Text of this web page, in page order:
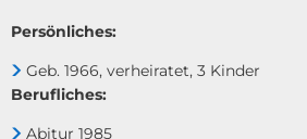
Persönliches:
Geb. 1966, verheiratet, 3 Kinder
Berufliches:
Abitur 1985